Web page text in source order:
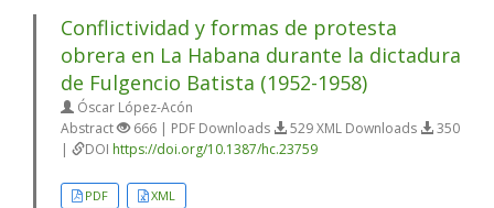
Conflictividad y formas de protesta
obrera en La Habana durante la dictadura
de Fulgencio Batista (1952-1958)
Óscar López-Acón
Abstract
666 | PDF Downloads 529 XML Downloads
350
|
DOI https://doi.org/10.1387/hc.23759
PDF XML